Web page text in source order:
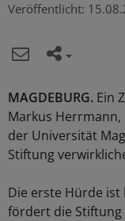
Veröffentlicht:
MAGDEBURG. Ein
Markus
der Universität
Stiftung
Die erste Hürde ist
fördert die Stiftung